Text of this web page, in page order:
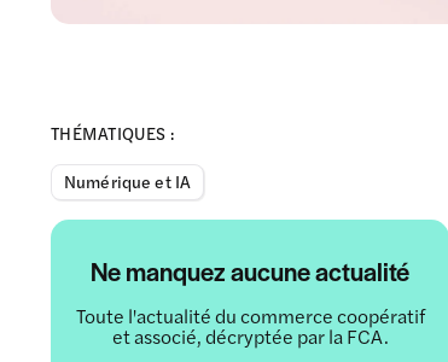
THÉMATIQUES :
Numérique et IA
Ne manquez aucune actualité
Toute l'actualité du commerce coopératif
et associé, décryptée par la FCA.